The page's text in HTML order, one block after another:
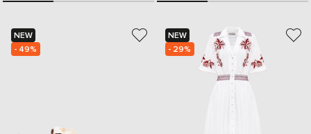
NEW
- 49%
NEW
- 29%